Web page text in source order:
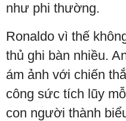
như phi thường.
Ronaldo vì thế
thủ ghi bàn nhiều.
ám ảnh với chiến
công sức tích lũy
con người thành